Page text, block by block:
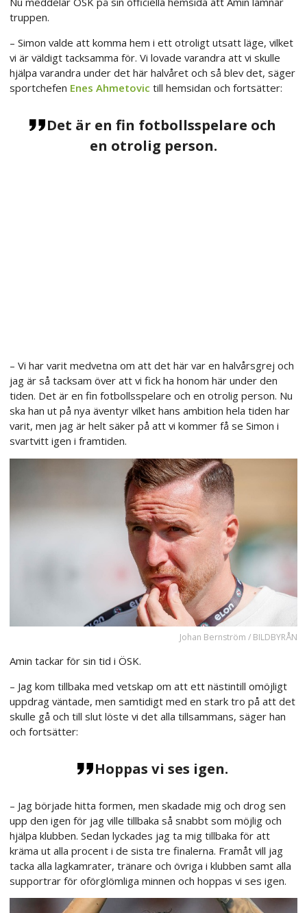
truppen.
– Simon valde att komma hem i ett otroligt utsatt läge, vilket
vi är väldigt tacksamma för. Vi lovade varandra att vi skulle
hjälpa varandra under det här halvåret och så blev det, säger
sportchefen Enes Ahmetovic till hemsidan och fortsätter:
Det är en fin fotbollsspelare och
en otrolig person.
– Vi har varit medvetna om att det här var en halvårsgrej och
jag är så tacksam över att vi fick ha honom här under den
tiden. Det är en fin fotbollsspelare och en otrolig person. Nu
ska han ut på nya äventyr vilket hans ambition hela tiden har
varit, men jag är helt säker på att vi kommer få se Simon i
svartvitt igen i framtiden.
Johan Bernström / BILDBYRÅN
Amin tackar för sin tid i ÖSK.
– Jag kom tillbaka med vetskap om att ett nästintill omöjligt
uppdrag väntade, men samtidigt med en stark tro på att det
skulle gå och till slut löste vi det alla tillsammans, säger han
och fortsätter:
Hoppas vi ses igen.
– Jag började hitta formen, men skadade mig och drog sen
upp den igen för jag ville tillbaka så snabbt som möjlig och
hjälpa klubben. Sedan lyckades jag ta mig tillbaka för att
kräma ut alla procent i de sista tre finalerna. Framåt vill jag
tacka alla lagkamrater, tränare och övriga i klubben samt alla
supportrar för oförglömliga minnen och hoppas vi ses igen.